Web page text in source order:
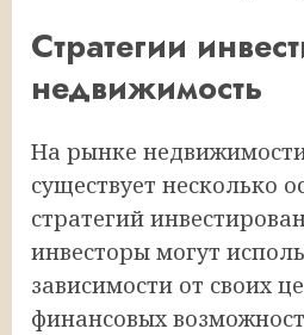
Стратегии
недвижимость
На рынке
существует несколько
стратегий
инвесторы могут
зависимости от своих
финансовых